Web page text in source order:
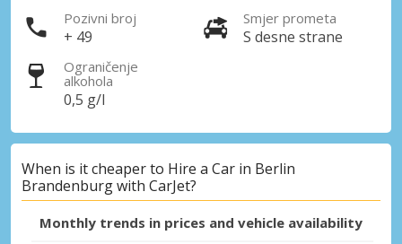
Posebni popusti
Pristupite ekskluzivnim ponudama naših
dobavljača
Pozivni broj
+ 49
Smjer prometa
S desne strane
Ograničenje
alkohola
0,5 g/l
When is it cheaper to Hire a Car in Berlin
Brandenburg with CarJet?
Monthly trends in prices and vehicle availability